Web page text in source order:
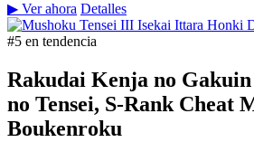
▶ Ver ahora Detalles
#5 en tendencia
Rakudai Kenja no
no Tensei, S-Rank Cheat
Boukenroku